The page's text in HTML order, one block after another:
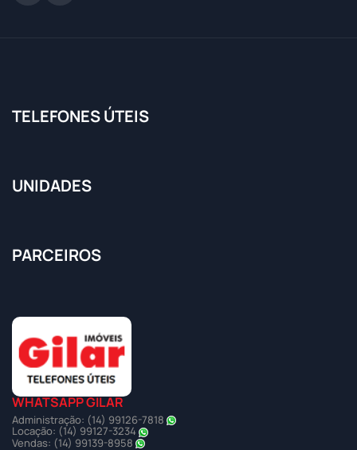
TELEFONES ÚTEIS
UNIDADES
PARCEIROS
WHATSAPP GILAR
Administração: (14) 99126-7818
Locação: (14) 99127-3234
Vendas: (14) 99139-8958